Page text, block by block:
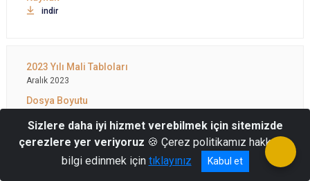
indir
Aralık 2023
indir
Sizlere daha iyi hizmet verebilmek için sitemizde
çerezlere yer veriyoruz 🍪 Çerez politikamız hakkında
bilgi edinmek için tıklayınız Kabul et